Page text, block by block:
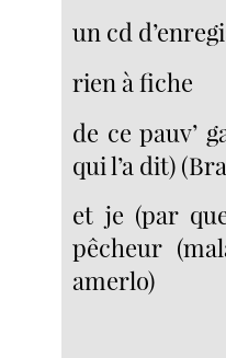
un cd
rien à fiche
de ce pauv’
qui l’a dit)
et je (par
pêcheur
amerlo)